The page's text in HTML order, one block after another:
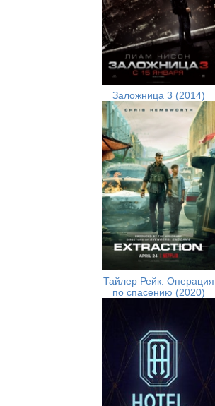
Заложница 3 (2014)
Тайлер Рейк: Операция
по спасению (2020)